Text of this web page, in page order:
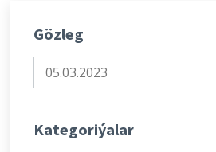
Gözleg
Kategoriýalar